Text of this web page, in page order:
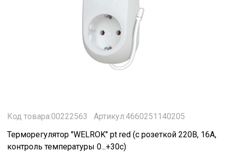
Код товара:00222563
Артикул:4660251140205
Терморегулятор "WELROK" pt red (с розеткой 220В, 16А,
контроль температуры 0...+30с)